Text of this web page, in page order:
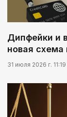
Дипфейки и
новая
31 июля 2026 г. 11:19